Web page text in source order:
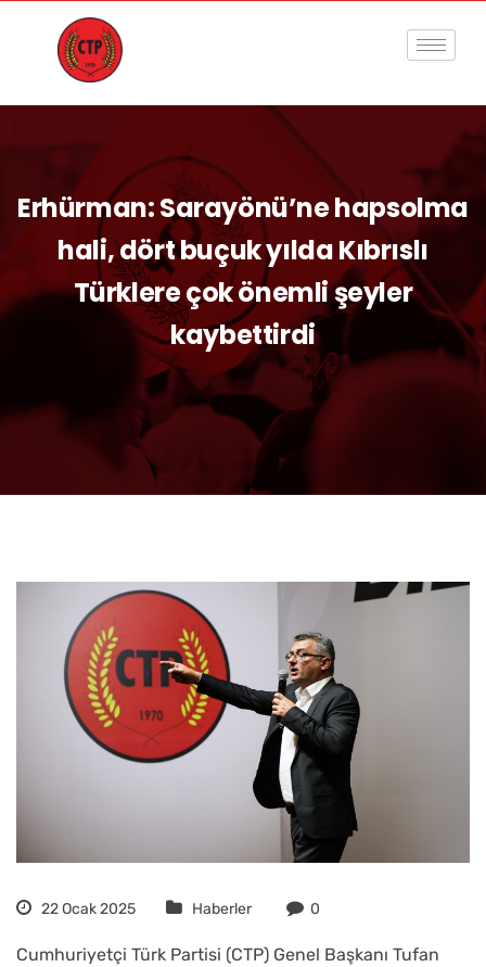
Erhürman: Sarayönü’ne hapsolma
hali, dört buçuk yılda Kıbrıslı
Türklere çok önemli şeyler
kaybettirdi
22 Ocak 2025 Haberler 0
Cumhuriyetçi Türk Partisi (CTP) Genel Başkanı Tufan